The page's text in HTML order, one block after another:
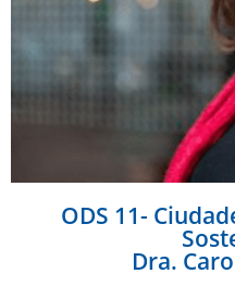
ODS 11-
Dra.